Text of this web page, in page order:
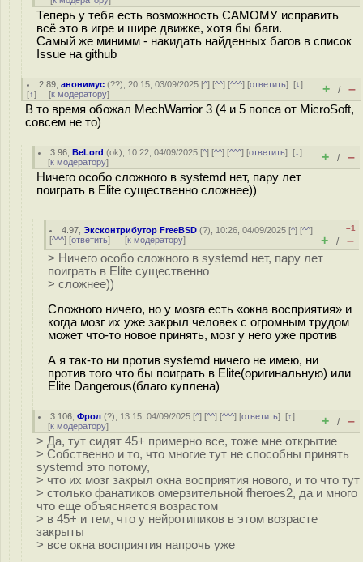
Теперь у тебя есть возможность САМОМУ исправить
всё это в игре и шире движке, хотя бы баги.
Самый же минимм - накидать найденных багов в список
Issue на github
2.89 ,анонимус (??), 20:15, 03/09/2025 [^] [^^] [^^^] [ответить][↓]
[↑] [к модератору] + / –
В то время обожал MechWarrior 3 (4 и 5 попса от MicroSoft,
совсем не то)
3.96 ,BeLord (ok), 10:22, 04/09/2025 [^] [^^] [^^^] [ответить][↓]
[к модератору] + / –
Ничего особо сложного в systemd нет, пару лет
поиграть в Elite существенно сложнее))
4.97 ,Эксконтрибутор FreeBSD (?), 10:26, 04/09/2025 [^] [^^]
[^^^] [ответить] [к модератору]
–1
+ / –
> Ничего особо сложного в systemd нет, пару лет
поиграть в Elite существенно
> сложнее))
Сложного ничего, но у мозга есть «окна восприятия» и
когда мозг их уже закрыл человек с огромным трудом
может что-то новое принять, мозг у него уже против
А я так-то ни против systemd ничего не имею, ни
против того что бы поиграть в Elite(оригинальную) или
Elite Dangerous(благо куплена)
3.106 ,Фрол (?), 13:15, 04/09/2025 [^] [^^] [^^^] [ответить][↑]
[к модератору] + / –
> Да, тут сидят 45+ примерно все, тоже мне открытие
> Собственно и то, что многие тут не способны принять
systemd это потому,
> что их мозг закрыл окна восприятия нового, и то что тут
> столько фанатиков омерзительной fheroes2, да и много
что еще объясняется возрастом
> в 45+ и тем, что у нейротипиков в этом возрасте
закрыты
> все окна восприятия напрочь уже